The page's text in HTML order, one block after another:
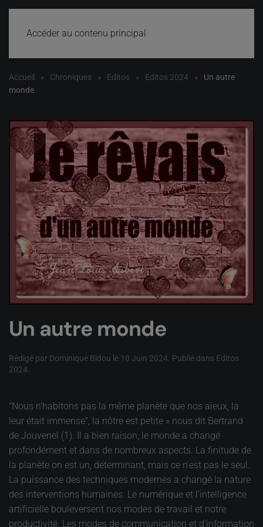
Accéder au contenu principal
Accueil Chroniques Editos Editos 2024
Un autre
monde
Un autre monde
Rédigé par Dominique Bidou le 10 Juin 2024 . Publié dans Editos
2024
"Nous n’habitons pas la même planète que nos aïeux, la
leur était immense", la nôtre est petite » nous dit Bertrand
de Jouvenel (1). Il a bien raison, le monde a changé
profondément et dans de nombreux aspects. La finitude de
la planète on est un, déterminant, mais ce n'est pas le seul.
La puissance des techniques modernes a changé la nature
des interventions humaines. Le numérique et l'intelligence
artificielle bouleversent nos modes de travail et notre
productivité. Les modes de communication et d'information